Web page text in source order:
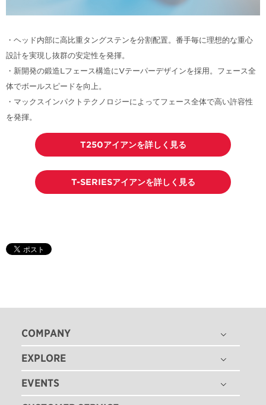
・ヘッド内部に高比重タングステンを分割配置。番手毎に理想的な重心
設計を実現し抜群の安定性を発揮。
・新開発の鍛造Lフェース構造にVテーパーデザインを採用。フェース全
体でボールスピードを向上。
・マックスインパクトテクノロジーによってフェース全体で高い許容性
を発揮。
T250アイアンを詳しく見る
T-SERIESアイアンを詳しく見る
COMPANY
THE TITLEIST STORY
タイトリスト グローバル
採用情報
EXPLORE
ゴルフボール
ゴルフクラブ
EVENTS